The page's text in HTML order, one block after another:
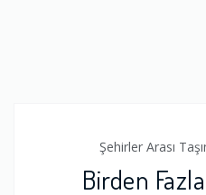
Şehirler Arası
Birden